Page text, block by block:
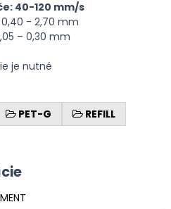
40-120 mm/s
- 2,70 mm
– 0,30 mm
je nutné
PET-G
REFILL